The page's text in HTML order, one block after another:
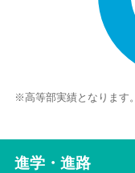
※高等部実績となります。
進学・進路